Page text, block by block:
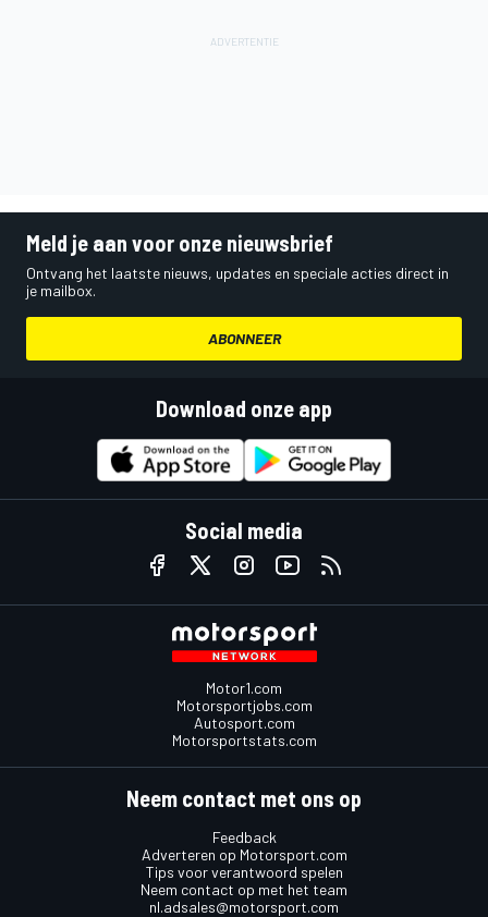
Meld je aan voor onze nieuwsbrief
Ontvang het laatste nieuws, updates en speciale acties direct in
je mailbox.
ABONNEER
Download onze app
Social media
Motor1.com
Motorsportjobs.com
Autosport.com
Motorsportstats.com
Neem contact met ons op
Feedback
Adverteren op Motorsport.com
Tips voor verantwoord spelen
Neem contact op met het team
nl.adsales@motorsport.com